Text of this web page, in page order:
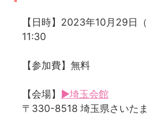
【日時】2023年10月29日
11:30
【参加費】無料
【会場】 ▶埼玉会館
〒330-8518 埼玉県さいた